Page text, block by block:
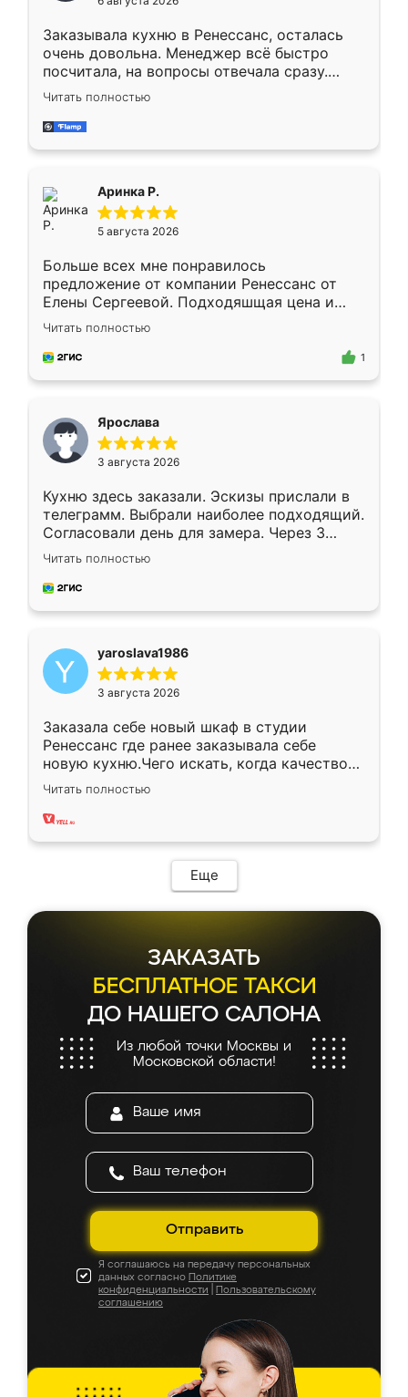
мебели буду заказывать только здесь.
Заказывала кухню в Ренессанс, осталась
очень довольна. Менеджер всё быстро
посчитала, на вопросы отвечала сразу.
Замерщик приехал в субботу, подошёл к
делу со всей ответственностью. Собрали
за день, ребята работали аккуратно, даже
Читать полностью
Аринка Р.
5 августа 2026
Больше всех мне понравилось
предложение от компании Ренессанс от
Елены Сергеевой. Подходяшщая цена и
короткие сроки изготовления. Приехавший
для замера сотрудник Владислав
предложил по моему эскизу самый
Читать полностью
1
Ярослава
3 августа 2026
Кухню здесь заказали. Эскизы прислали в
телеграмм. Выбрали наиболее подходящий.
Согласовали день для замера. Через 3
недели кухня была уже готова. Остались
довольны работой. Спасибо Ренессанс
мебель за качественную работу!
Читать полностью
yaroslava1986
3 августа 2026
Заказала себе новый шкаф в студии
Ренессанс где ранее заказывала себе
новую кухню.Чего искать, когда качеством
вполне довольна. Служит кухня уже почти
два года, нареканий нет.
Читать полностью
Еще
ЗАКАЗАТЬ
БЕСПЛАТНОЕ ТАКСИ
ДО НАШЕГО САЛОНА
Из любой точки Москвы и
Московской области!
Отправить
Я соглашаюсь на передачу персональных
данных согласно Политике
конфиденциальности
Пользовательскому
соглашению